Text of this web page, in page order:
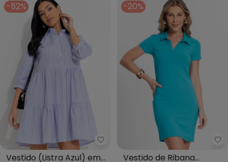
-52%
bonprix - Vestido (Listra Azul)
Vestido (Listra Azul) em
-20%
Vestido de Ribana